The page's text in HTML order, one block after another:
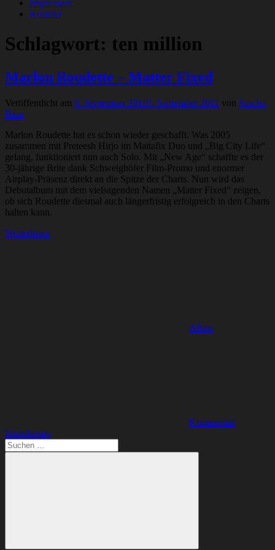
Impressum
Kontakt
Schlagwort: ten million
Marlon Roudette – Matter Fixed
Veröffentlicht am 8. September 20119. September 2011 von Sascha
Baur
Marlon Roudette hat es schon wieder geschafft. Was 2005
zusammen mit Preteesh Hirjo im Mattafix Duo und „Big City Life“
gelang, funktioniert nun auch Solo. Mit „New Age“ schaffte es der
30-jährige Brite dank Schweighöfer Film-Promo und enormer
Airplay-Präsenz direkt an die Spitze der Charts. Nun wird das
Debutalbum mit dem vielsagenden Namen „Matter Fixed“ zeigen,
ob sich Roudette diesmal auch längerfristig erfolgreich in den Charts
halten kann.
Weiterlesen
Alben
Kommentar
hinterlassen
Suchen
nach: